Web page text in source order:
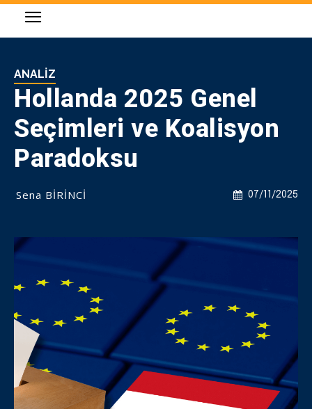
ANALIZ
Hollanda 2025 Genel
Seçimleri ve Koalisyon
Paradoksu
07/11/2025
Sena BİRİNCİ